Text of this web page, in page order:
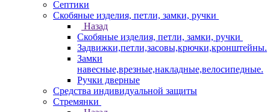
Септики
Скобяные изделия, петли, замки, ручки
Назад
Скобяные изделия, петли, замки, ручки
Задвижки,петли,засовы,крючки,кронштейны.
Замки
навесные,врезные,накладные,велосипедные.
Ручки дверные
Средства индивидуальной защиты
Стремянки